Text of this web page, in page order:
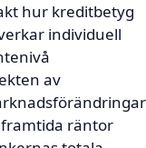
hur kreditbetyg
individuell
av
räntor